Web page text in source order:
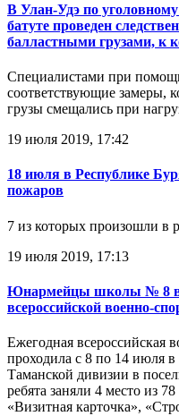
В Улан-Удэ по
батуте проведен
балластными грузами, к
Специалистами при
соответствующие замеры,
грузы смещались при
19 июля 2019, 17:42
18 июля в Республике
пожаров
7 из которых произошли в
19 июля 2019, 17:13
Юнармейцы школы № 8
всероссийской военно-
Ежегодная всероссийская
проходила с 8 по 14 июля
Таманской дивизии в
ребята заняли 4 место из
«Визитная карточка»,